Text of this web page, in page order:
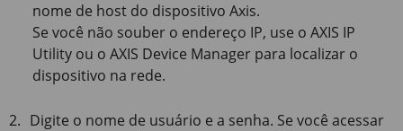
nome de host do dispositivo Axis.
Se você não souber o endereço IP, use o AXIS IP
Utility ou o AXIS Device Manager para localizar o
dispositivo na rede.
Digite o nome de usuário e a senha. Se você acessar